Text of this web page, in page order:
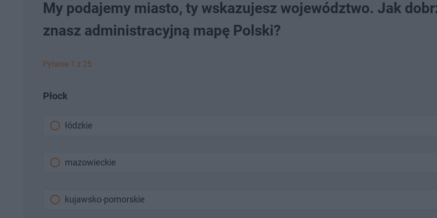
My podajemy miasto, ty wskazujesz województwo. Jak
znasz administracyjną mapę Polski?
Pytanie 1 z 25
Płock
łódzkie
mazowieckie
kujawsko-pomorskie